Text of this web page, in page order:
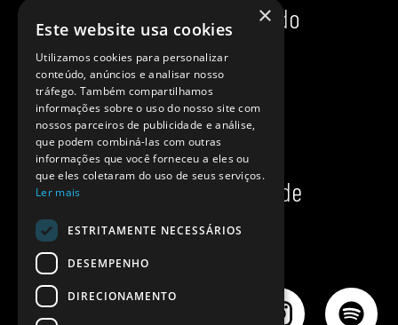
Produtos para Calçado
Indispensáveis
Dicas impecáveis
Ajuda
Onde comprar?
Política de privacidade
Política de cookies
×
Este website usa cookies
Utilizamos cookies para personalizar
conteúdo, anúncios e analisar nosso
tráfego. Também compartilhamos
informações sobre o uso do nosso site com
nossos parceiros de publicidade e análise,
que podem combiná-las com outras
informações que você forneceu a eles ou
que eles coletaram do uso de seus serviços.
Ler mais
ESTRITAMENTE NECESSÁRIOS
DESEMPENHO
DIRECIONAMENTO